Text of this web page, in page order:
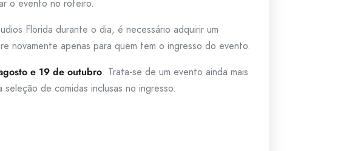
o evento no roteiro.
Florida durante o dia, é necessário adquirir um
apenas para quem tem o ingresso do evento.
e 19 de outubro. Trata-se de um evento ainda mais
de comidas inclusas no ingresso.